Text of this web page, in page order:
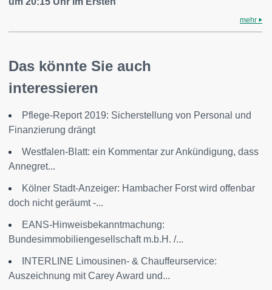
mehr
Das könnte Sie auch
interessieren
Pflege-Report 2019: Sicherstellung von Personal und
Finanzierung drängt
Westfalen-Blatt: ein Kommentar zur Ankündigung, dass
Annegret...
Kölner Stadt-Anzeiger: Hambacher Forst wird offenbar
doch nicht geräumt -...
EANS-Hinweisbekanntmachung:
Bundesimmobiliengesellschaft m.b.H. /...
INTERLINE Limousinen- & Chauffeurservice:
Auszeichnung mit Carey Award und...